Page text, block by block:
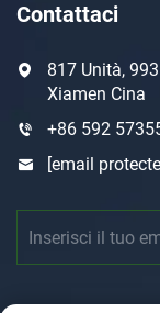
Contattaci
817 Unità,
Xiamen Cina
+86 592
[email